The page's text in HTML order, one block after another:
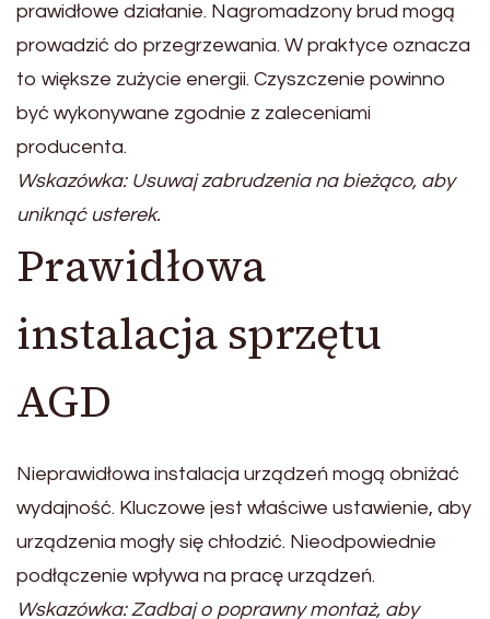
prawidłowe działanie. Nagromadzony brud mogą
prowadzić do przegrzewania. W praktyce oznacza
to większe zużycie energii. Czyszczenie powinno
być wykonywane zgodnie z zaleceniami
producenta.
Wskazówka: Usuwaj zabrudzenia na bieżąco, aby
uniknąć usterek.
Prawidłowa
instalacja sprzętu
AGD
Nieprawidłowa instalacja urządzeń mogą obniżać
wydajność. Kluczowe jest właściwe ustawienie, aby
urządzenia mogły się chłodzić. Nieodpowiednie
podłączenie wpływa na pracę urządzeń.
Wskazówka: Zadbaj o poprawny montaż, aby